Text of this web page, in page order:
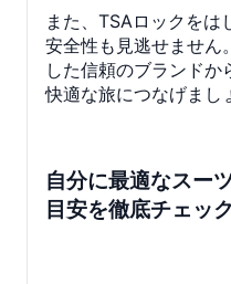
また、TSAロックをは
安全性も見逃せません
した信頼のブランドか
快適な旅につなげまし
自分に最適なスー
目安を徹底チェック